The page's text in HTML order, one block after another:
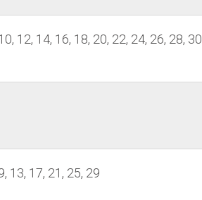
12, 14, 16, 18, 20, 22, 24, 26, 28, 30
13, 17, 21, 25, 29